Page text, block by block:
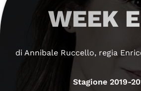
WEEK
di Annibale Ruccello, regia
Stagione 2019-